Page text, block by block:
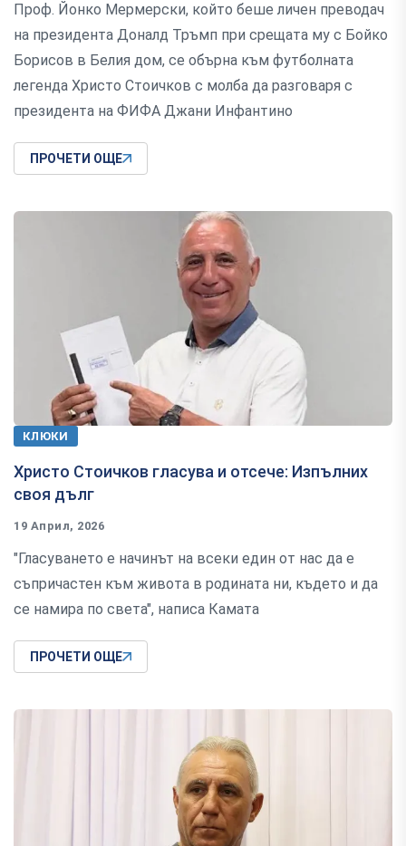
Проф. Йонко Мермерски, който беше личен преводач
на президента Доналд Тръмп при срещата му с Бойко
Борисов в Белия дом, се обърна към футболната
легенда Христо Стоичков с молба да разговаря с
президента на ФИФА Джани Инфантино
ПРОЧЕТИ ОЩЕ
КЛЮКИ
Христо Стоичков гласува и отсече: Изпълних
своя дълг
19 Април, 2026
"Гласуването е начинът на всеки един от нас да е
съпричастен към живота в родината ни, където и да
се намира по света", написа Камата
ПРОЧЕТИ ОЩЕ